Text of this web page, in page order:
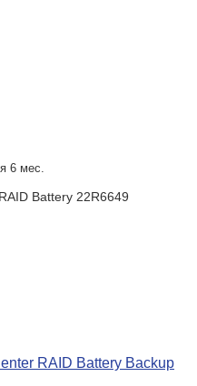
6 мес.
Battery 22R6649
RAID Battery Backup